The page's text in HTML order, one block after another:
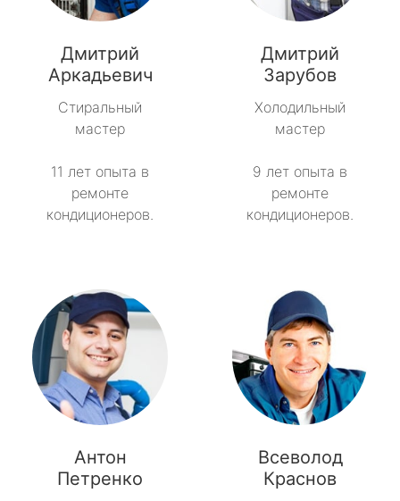
Дмитрий
Аркадьевич
Стиральный
мастер
11 лет опыта в
ремонте
кондиционеров.
Дмитрий
Зарубов
Холодильный
мастер
9 лет опыта в
ремонте
кондиционеров.
Антон
Петренко
Всеволод
Краснов